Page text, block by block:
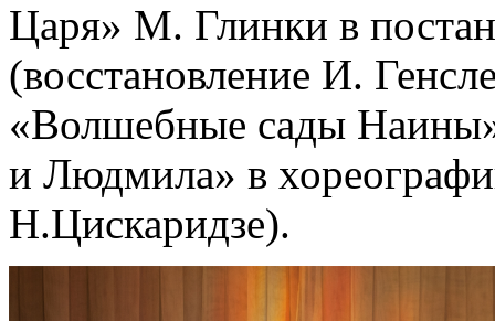
Царя» М. Глинки в
(восстановление И.
«Волшебные сады
и Людмила» в
Н.Цискаридзе).